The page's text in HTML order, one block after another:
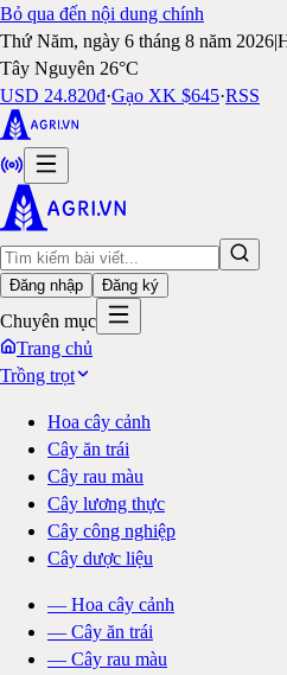
Bỏ qua đến nội dung chính
Thứ Năm, ngày 6 tháng 8 năm 2026|
Tây Nguyên 26°C
USD 24.820đ·Gạo XK $645·RSS
Đăng nhập Đăng ký
Chuyên mục
Trang chủ
Trồng trọt
Hoa cây cảnh
Cây ăn trái
Cây rau màu
Cây lương thực
Cây công nghiệp
Cây dược liệu
— Hoa cây cảnh
— Cây ăn trái
— Cây rau màu